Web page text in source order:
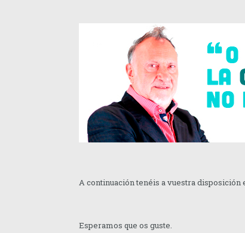
A continuación tenéis a vuestra disposición
Esperamos que os guste.